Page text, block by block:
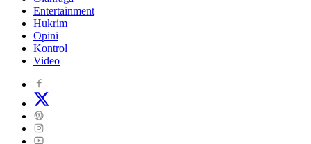
Entertainment
Hukrim
Opini
Kontrol
Video